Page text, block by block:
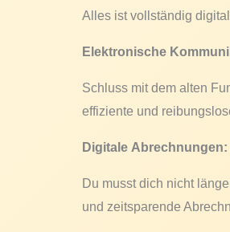
Alles ist vollständig
Elektronische
Schluss mit dem alten
effiziente und
Digitale Abrechnungen:
Du musst dich nicht
und zeitsparende